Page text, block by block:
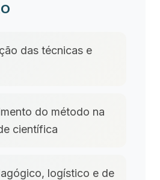
das técnicas e
do método na
científica
logístico e de